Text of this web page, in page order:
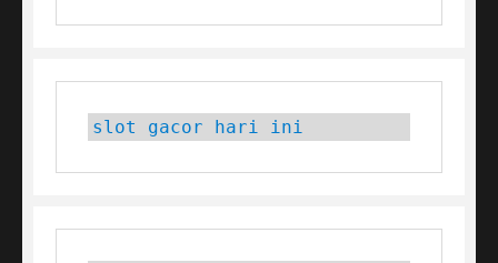
slot gacor hari ini